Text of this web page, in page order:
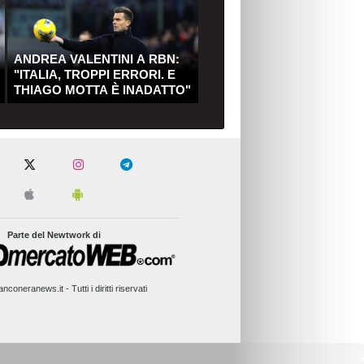
ANDREA VALENTINI A RBN:
"ITALIA, TROPPI ERRORI. E
THIAGO MOTTA È INADATTO"
Parte del Newtwork di
- Tutti i diritti riservati